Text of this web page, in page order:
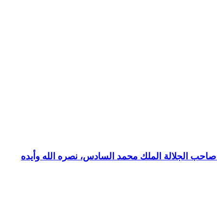
صاحب الجلالة الملك محمد السادس، نصره الله وأيده